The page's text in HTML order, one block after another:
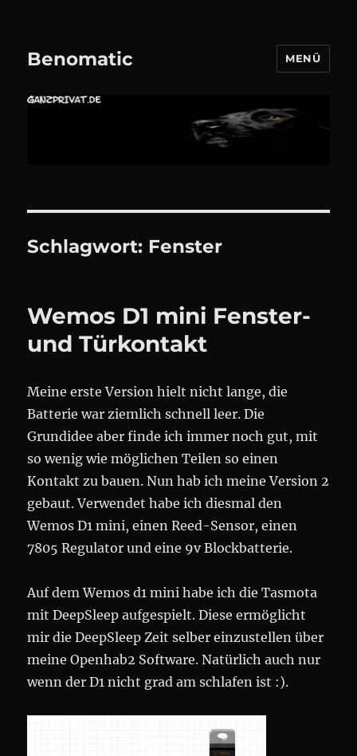
Benomatic MENÜ
Schlagwort: Fenster
Wemos D1 mini Fenster-
und Türkontakt
Meine erste Version hielt nicht lange, die
Batterie war ziemlich schnell leer. Die
Grundidee aber finde ich immer noch gut, mit
so wenig wie möglichen Teilen so einen
Kontakt zu bauen. Nun hab ich meine Version 2
gebaut. Verwendet habe ich diesmal den
Wemos D1 mini, einen Reed-Sensor, einen
7805 Regulator und eine 9v Blockbatterie.
Auf dem Wemos d1 mini habe ich die Tasmota
mit DeepSleep aufgespielt. Diese ermöglicht
mir die DeepSleep Zeit selber einzustellen über
meine Openhab2 Software. Natürlich auch nur
wenn der D1 nicht grad am schlafen ist :).